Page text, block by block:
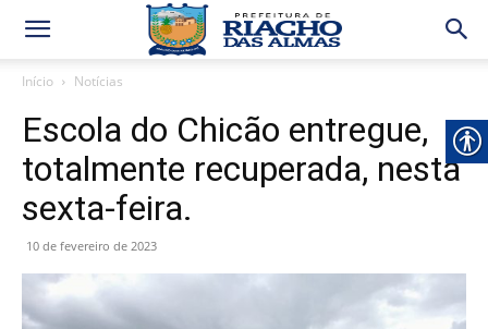
Início Notícias
Escola do Chicão entregue,
totalmente recuperada, nesta
sexta-feira.
10 de fevereiro de 2023